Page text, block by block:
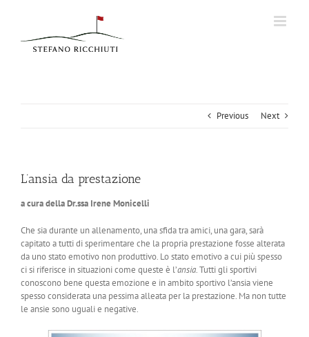
Previous Next
L’ansia da prestazione
a cura della Dr.ssa Irene Monicelli
Che sia durante un allenamento, una sfida tra amici, una gara, sarà
capitato a tutti di sperimentare che la propria prestazione fosse alterata
da uno stato emotivo non produttivo. Lo stato emotivo a cui più spesso
ci si riferisce in situazioni come queste è l’ansia. Tutti gli sportivi
conoscono bene questa emozione e in ambito sportivo l’ansia viene
spesso considerata una pessima alleata per la prestazione. Ma non tutte
le ansie sono uguali e negative.